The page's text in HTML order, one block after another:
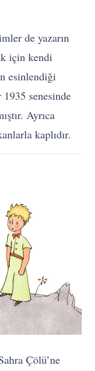
de yazarın
için kendi
esinlendiği
senesinde
Ayrıca
kaplıdır.
Çölü’ne